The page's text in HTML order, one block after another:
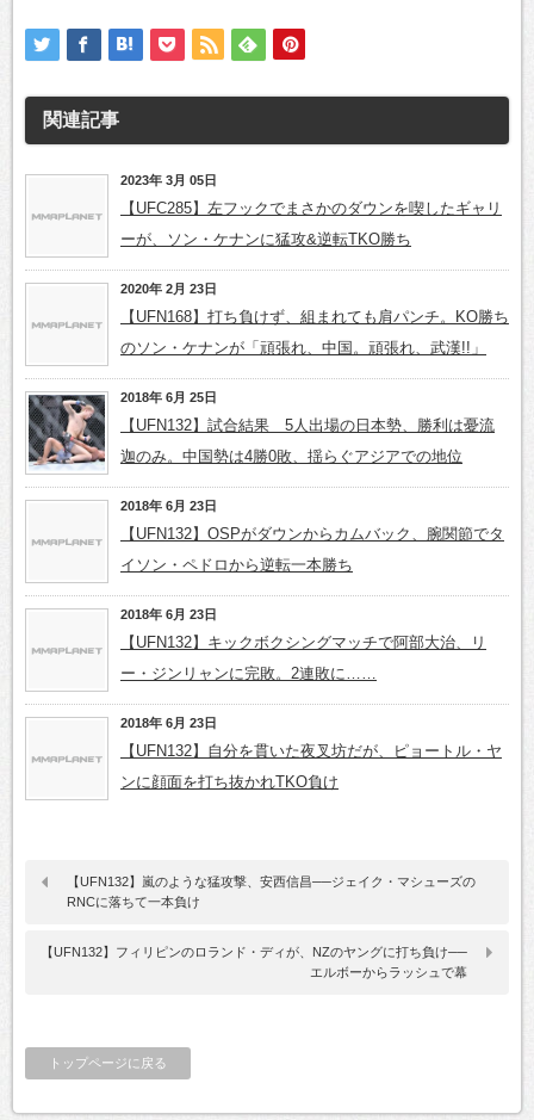
関連記事
2023年 3月 05日
【UFC285】左フックでまさかのダウンを喫したギャリ
ーが、ソン・ケナンに猛攻&逆転TKO勝ち
2020年 2月 23日
【UFN168】打ち負けず、組まれても肩パンチ。KO勝ち
のソン・ケナンが「頑張れ、中国。頑張れ、武漢!!」
2018年 6月 25日
【UFN132】試合結果 5人出場の日本勢、勝利は憂流
迦のみ。中国勢は4勝0敗、揺らぐアジアでの地位
2018年 6月 23日
【UFN132】OSPがダウンからカムバック、腕関節でタ
イソン・ペドロから逆転一本勝ち
2018年 6月 23日
【UFN132】キックボクシングマッチで阿部大治、リ
ー・ジンリャンに完敗。2連敗に……
2018年 6月 23日
【UFN132】自分を貫いた夜叉坊だが、ピョートル・ヤ
ンに顔面を打ち抜かれTKO負け
【UFN132】嵐のような猛攻撃、安西信昌──ジェイク・マシューズの
RNCに落ちて一本負け
【UFN132】フィリピンのロランド・ディが、NZのヤングに打ち負け──
エルボーからラッシュで幕
トップページに戻る